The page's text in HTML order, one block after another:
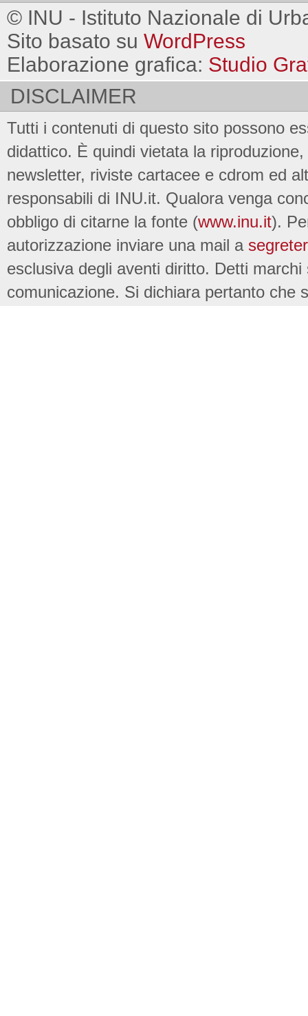
© INU - Istituto Nazionale di
Sito basato su WordPress
Elaborazione grafica: Studio
DISCLAIMER
Tutti i contenuti di questo sito possono
didattico. È quindi vietata la
newsletter, riviste cartacee e cdrom ed
responsabili di INU.it. Qualora venga
obbligo di citarne la fonte (www.inu.it).
autorizzazione inviare una mail a
esclusiva degli aventi diritto. Detti
comunicazione. Si dichiara pertanto che